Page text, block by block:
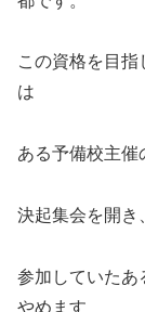
この資格を目
は
ある予備校主催
決起集会を開き
参加していたあ
やめます